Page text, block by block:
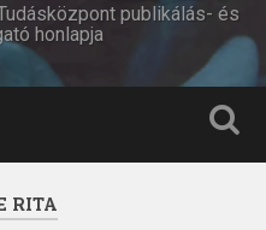
publikálás- és
honlapja
RITA